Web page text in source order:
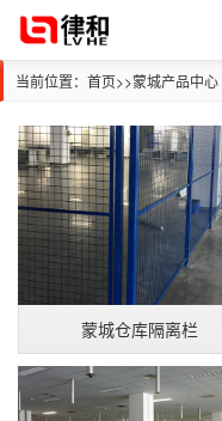
当前位置： 首页>>蒙城产品中心
蒙城仓库隔离栏